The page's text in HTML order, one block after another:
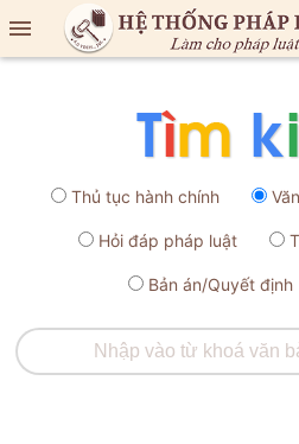

Thủ tục hành chính
Hỏi đáp pháp luật
Bản án/Quyết định